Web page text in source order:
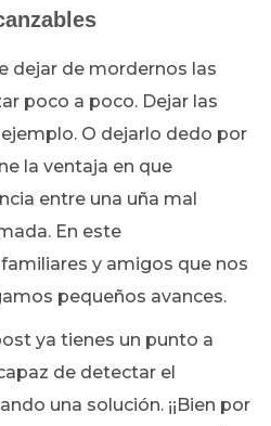
dejar de mordernos las
poco a poco. Dejar las
O dejarlo dedo por
la ventaja en que
entre una uña mal
En este
y amigos que nos
pequeños avances.
ya tienes un punto a
de detectar el
una solución. ¡¡Bien por